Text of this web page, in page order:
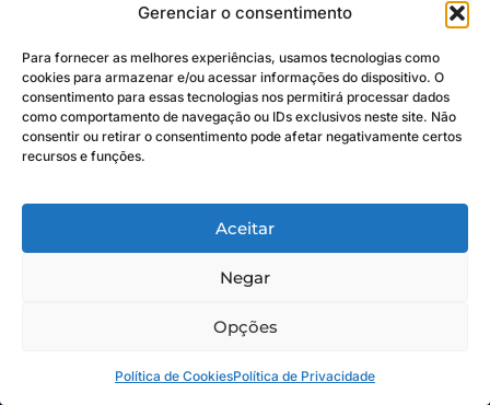
Gerenciar o consentimento
Para fornecer as melhores experiências, usamos tecnologias como
cookies para armazenar e/ou acessar informações do dispositivo. O
consentimento para essas tecnologias nos permitirá processar dados
como comportamento de navegação ou IDs exclusivos neste site. Não
consentir ou retirar o consentimento pode afetar negativamente certos
recursos e funções.
Aceitar
Negar
Opções
Política de CookiesPolítica de Privacidade
Unidade São Paulo
AV. Brigadeiro Faria Lima, 3729, 5˚ Andar, Itaim
Bibi, São Paulo - SP - CEP: 04538-133
Unidade Curitiba
R. Padre Agostinho, 1431 - São Francisco, Curitiba -
Av. Dep. Jamel Cecílio, 3300 - Jardim Goiás, Goiânia